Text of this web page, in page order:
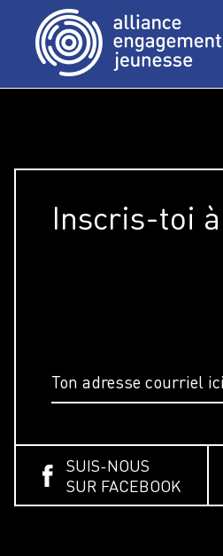
Inscris-toi
SUIS-NOUS
SUR FACEBOOK